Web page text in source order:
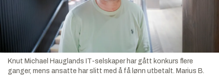
Knut Michael Hauglands IT-selskaper har gått konkurs flere
ganger, mens ansatte har slitt med å få lønn utbetalt. Marius B.